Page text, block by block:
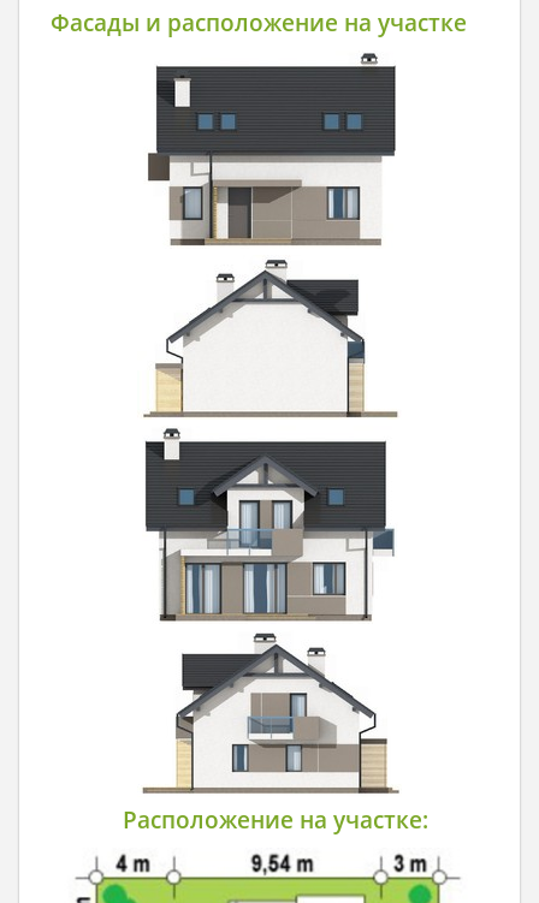
Фасады и расположение на участке
Расположение на участке: